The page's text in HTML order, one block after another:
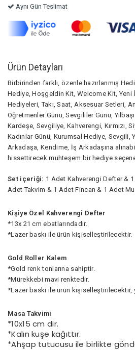
Aynı Gün Teslimat
Ürün Detayları
Birbirinden farklı, özenle hazırlanmış
Hediye, Hoşgeldin Kit, Welcome Kit, Yeni
Hediyeleri, Takı, Saat, Aksesuar Setleri,
Öğretmenler Günü, Sevgililer Günü,
Kardeşe, Sevgiliye, Kahverengi, Kırmızı,
Kadınlar Günü, Kurumsal Hediye, Sevgili,
Arkadaşa, Kendime, İş Arkadaşına
hissettirecek muhteşem bir hediye
Set içeriği: 1 Adet Kahverengi Defter &
Adet Takvim & 1 Adet Fincan & 1 Adet
Kişiye Özel Kahverengi Defter
*13x 21 cm ebatlarındadır.
*Lazer baskı ile ürün kişiselleştirilecektir.
Gold Roller Kalem
*Gold renk tonlarına sahiptir.
*Mürekkebi mavi renktedir.
*Lazer baskı ile ürün kişiselleştirilecektir,
Masa Takvimi
*10x15 cm dir.
*Kalın kuşe kağıttır.
*Ahşap tutucusu ile birlikte